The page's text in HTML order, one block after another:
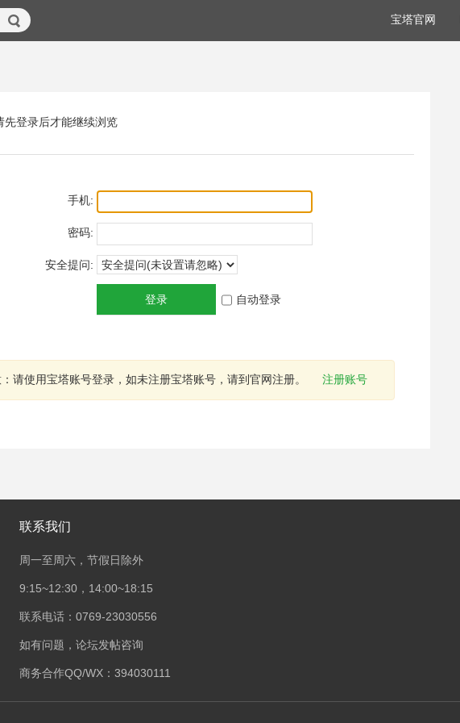
宝塔官网
先登录后才能继续浏览
手机:
密码:
安全提问:
登录 自动登录
请使用宝塔账号登录，如未注册宝塔账号，请到官网注册。 注册账号
联系我们
周一至周六，节假日除外
9:15~12:30，14:00~18:15
联系电话：0769-23030556
如有问题，论坛发帖咨询
商务合作QQ/WX：394030111